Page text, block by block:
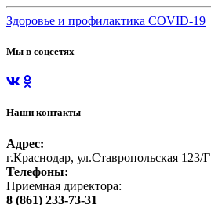
Здоровье и профилактика COVID-19
Мы в соцсетях
Наши контакты
Адрес:
г.Краснодар, ул.Ставропольская 123/Г
Телефоны:
Приемная директора:
8 (861) 233-73-31